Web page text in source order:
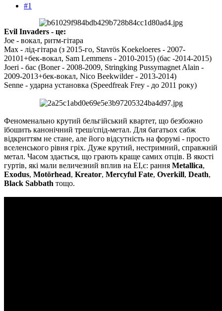
#1
Evil Invaders - це:
Joe - вокал, ритм-гітара
Max - лід-гітара (з 2015-го, Stavrös Koekeloeres - 2007-
20101+бек-вокал, Sam Lemmens - 2010-2015) (бас -2014-2015)
Joeri - бас (Boner - 2008-2009, Stringking Pussymagnet Alain -
2009-2013+бек-вокал, Nico Beekwilder - 2013-2014)
Senne - ударна установка (Speedfreak Frey - до 2011 року)
Феноменально крутий бельгійський квартет, що безбожно
їбошить канонічний треш/спід-метал. Для багатьох сабж
відкриттям не стане, але його відсутність на форумі - просто
вселенського рівня гріх. Дуже крутий, нестримний, справжній
метал. Часом здається, що грають краще самих отців. В якості
гуртів, які мали величезний вплив на EI,є: рання Metallica,
Exodus, Motörhead, Kreator, Mercyful Fate, Overkill, Death,
Black Sabbath тощо.